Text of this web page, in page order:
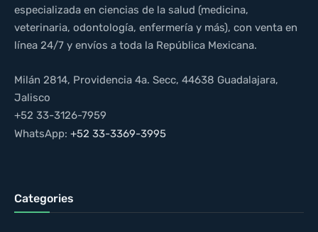
especializada en ciencias de la salud (medicina,
veterinaria, odontología, enfermería y más), con venta en
línea 24/7 y envíos a toda la República Mexicana.
Milán 2814, Providencia 4a. Secc, 44638 Guadalajara,
Jalisco
+52 33-3126-7959
WhatsApp: +52 33-3369-3995
Categories